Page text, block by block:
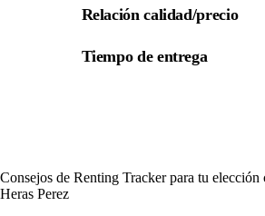
Relación calidad/precio
Tiempo de entrega
Consejos de Renting Tracker para tu
Heras Perez